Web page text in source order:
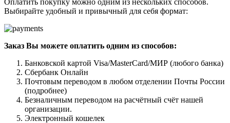
Оплатить покупку можно одним из нескольких способов.
Выбирайте удобный и привычный для себя формат:
Заказ Вы можете оплатить одним из способов:
Банковской картой Visa/MasterCard/МИР (любого банка)
Сбербанк Онлайн
Почтовым переводом в любом отделении Почты России
(подробнее)
Безналичным переводом на расчётный счёт нашей
организации.
Электронный кошелек